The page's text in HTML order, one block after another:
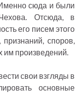
сюда и были
Отсюда, в
его писем этого
споров,
им произведений.
свои взгляды в
основные